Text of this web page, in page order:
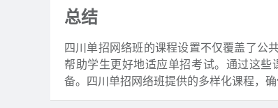
总结
四川单招网络班的课程设置不仅覆盖了公
帮助学生更好地适应单招考试。通过这
备。四川单招网络班提供的多样化课程，